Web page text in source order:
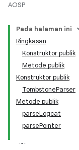
AOSP
Pada halaman ini
Ringkasan
Konstruktor publik
Metode publik
Konstruktor publik
TombstoneParser
Metode publik
parseLogcat
parsePointer